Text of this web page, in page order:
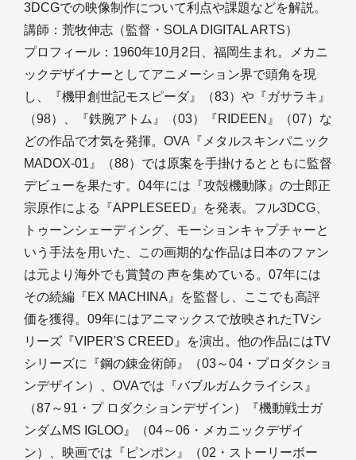
3DCGでの映像制作について利点や課題などを解説。
講師：荒牧伸志（監督・SOLA DIGITAL ARTS）
プロフィール：1960年10月2日、福岡生まれ。メカニ
ックデザイナーとしてアニメーション界で頭角を現
し、『機甲創世記モスピーダ』（83）や『ガサラキ』
（98）、『鉄腕アトム』（03）『RIDEEN』（07）な
どの作品で才気を発揮。OVA『メタルスキンパニック
MADOX-01』（88）では原案を手掛けるとともに監督
デビューを果たす。04年には『攻殻機動隊』の士郎正
宗原作による『APPLESEED』を発表。フル3DCG、
トゥーンシェーディング、モーションキャプチャーと
いう手法を用いた、この画期的な作品は日本のファン
は元より海外でも賞賛の 声を集めている。07年には
その続編『EX MACHINA』を監督し、ここでも高評
価を獲得。09年にはアニマックスで放映されたTVシ
リーズ『VIPER'S CREED』を演出。他の作品にはTV
シリーズに『鋼の錬金術師』（03～04・プロダクショ
ンデザイン）、OVAでは『バブルガムクライシス』
（87～91・プ ロダクションデザイン）『機動戦士ガ
ンダムMS IGLOO』（04～06・メカニックデザイ
ン）、映画では『ピンポン』（02・ストーリーボー